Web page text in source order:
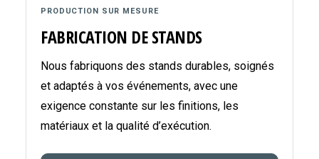
PRODUCTION SUR MESURE
FABRICATION DE STANDS
Nous fabriquons des stands durables, soignés
et adaptés à vos événements, avec une
exigence constante sur les finitions, les
matériaux et la qualité d’exécution.